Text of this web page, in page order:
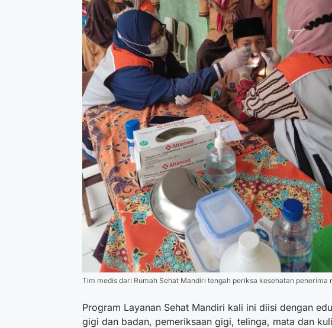
Tim medis dari Rumah Sehat Mandiri tengah periksa kesehatan penerima
Program Layanan Sehat Mandiri kali ini diisi dengan
gigi dan badan, pemeriksaan gigi, telinga, mata dan